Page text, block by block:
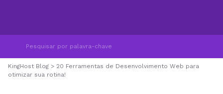
KingHost Blog > 20 Ferramentas de Desenvolvimento Web para
otimizar sua rotina!